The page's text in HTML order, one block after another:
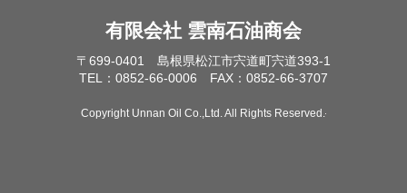
有限会社 雲南石油商会
〒699-0401 島根県松江市宍道町宍道393-1
TEL：0852-66-0006 FAX：0852-66-3707
Copyright Unnan Oil Co.,Ltd. All Rights Reserved.